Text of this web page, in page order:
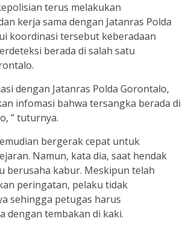
terus melakukan
kerja sama dengan Jatanras Polda
koordinasi tersebut keberadaan
berada di salah satu
dengan Jatanras Polda Gorontalo,
infomasi bahwa tersangka berada di
” tuturnya.
bergerak cepat untuk
Namun, kata dia, saat hendak
berusaha kabur. Meskipun telah
peringatan, pelaku tidak
sehingga petugas harus
dengan tembakan di kaki.